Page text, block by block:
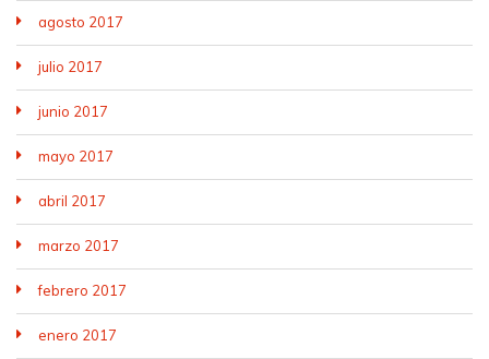
agosto 2017
julio 2017
junio 2017
mayo 2017
abril 2017
marzo 2017
febrero 2017
enero 2017